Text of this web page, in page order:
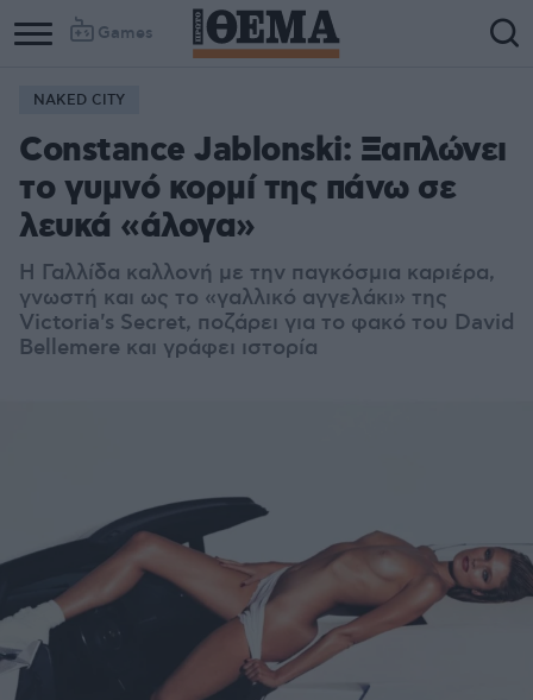
Games
NAKED CITY
Constance Jablonski: Ξαπλώνει
το γυμνό κορμί της πάνω σε
λευκά «άλογα»
Η Γαλλίδα καλλονή με την παγκόσμια καριέρα,
γνωστή και ως το «γαλλικό αγγελάκι» της
Victoria's Secret, ποζάρει για το φακό του David
Bellemere και γράφει ιστορία